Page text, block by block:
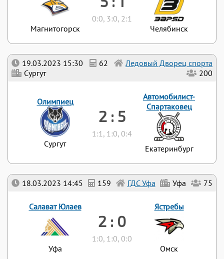
18.03.2023 14:45 159 ГДС Уфа Уфа 75
Салават Юлаев
Уфа
2 : 0
1:0, 1:0, 0:0
Ястребы
Омск
19.03.2023 15:30 62
Ледовый Дворец спорта
Сургут
200
Олимпиец
Сургут
2 : 5
1:1, 1:0, 0:4
Автомобилист-
Спартаковец
Екатеринбург
Магнитогорск
0:0, 3:0, 2:1
Челябинск